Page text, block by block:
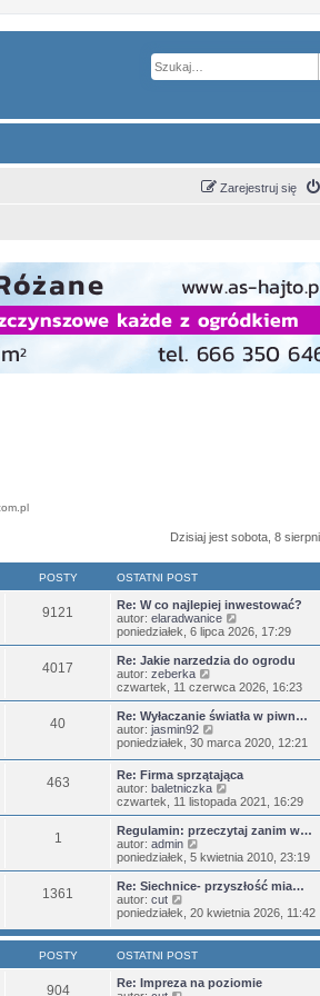
Zarejestruj się
Dzisiaj jest sobota, 8
POSTY OSTATNI POST
9121
Re: W co najlepiej inwestować?
autor: elaradwanice
y
ś
w
e
l
n
a
j
n
o
s
z
y
o
s
t
poniedziałek, 6 lipca 2026, 17:29
4017
Re: Jakie narzedzia do ogrodu
autor: zeberka
y
ś
w
i
e
n
a
j
n
o
s
z
y
o
t
czwartek, 11 czerwca 2026, 16:23
40
Re: Wyłaczanie światła w piwn…
autor: jasmin92
y
w
i
e
t
n
j
n
o
s
z
y
o
s
poniedziałek, 30 marca 2020, 12:21
463
Re: Firma sprzątająca
autor: baletniczka
y
ś
w
i
e
n
a
j
n
z
czwartek, 11 listopada 2021, 16:29
1
Regulamin: przeczytaj zanim w…
autor: admin
y
ś
w
e
l
n
poniedziałek, 5 kwietnia 2010, 23:19
1361
Re: Siechnice- przyszłość mia…
autor: cut
y
w
i
t
l
poniedziałek, 20 kwietnia 2026, 11:42
POSTY OSTATNI POST
904
Re: Impreza na poziomie